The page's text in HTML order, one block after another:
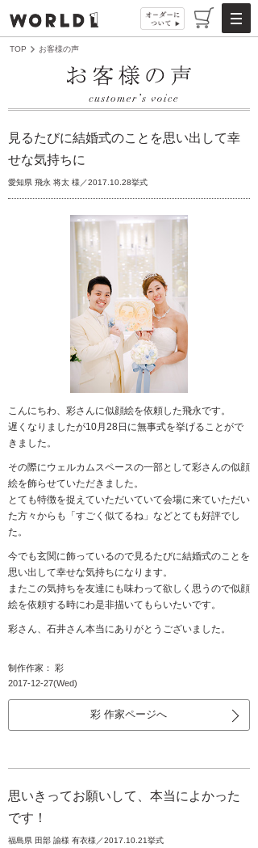
TOP お客様の声
見るたびに結婚式のことを思い出して幸
せな気持ちに
愛知県 飛永 将太 様／2017.10.28挙式
こんにちわ、彩さんに似顔絵を依頼した飛永です。
遅くなりましたが10月28日に無事式を挙げることがで
きました。
その際にウェルカムスペースの一部として彩さんの似顔
絵を飾らせていただきました。
とても特徴を捉えていただいていて会場に来ていただい
た方々からも「すごく似てるね」などとても好評でし
た。
今でも玄関に飾っているので見るたびに結婚式のことを
思い出して幸せな気持ちになります。
またこの気持ちを友達にも味わって欲しく思うので似顔
絵を依頼する時にわ是非描いてもらいたいです。
彩さん、石井さん本当にありがとうございました。
制作作家： 彩
2017-12-27(Wed)
彩 作家ページへ
思いきってお願いして、本当によかった
です！
福島県 田部 諭様 有衣様／2017.10.21挙式